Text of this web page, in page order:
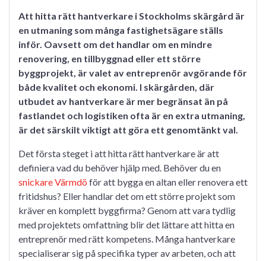
Att hitta rätt hantverkare i Stockholms skärgård är
en utmaning som många fastighetsägare ställs
inför. Oavsett om det handlar om en mindre
renovering, en tillbyggnad eller ett större
byggprojekt, är valet av entreprenör avgörande för
både kvalitet och ekonomi. I skärgården, där
utbudet av hantverkare är mer begränsat än på
fastlandet och logistiken ofta är en extra utmaning,
är det särskilt viktigt att göra ett genomtänkt val.
Det första steget i att hitta rätt hantverkare är att
definiera vad du behöver hjälp med. Behöver du en
snickare Värmdö för att bygga en altan eller renovera ett
fritidshus? Eller handlar det om ett större projekt som
kräver en komplett byggfirma? Genom att vara tydlig
med projektets omfattning blir det lättare att hitta en
entreprenör med rätt kompetens. Många hantverkare
specialiserar sig på specifika typer av arbeten, och att